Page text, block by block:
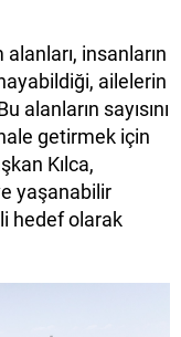
insanların
ailelerin
alanların sayısını
getirmek için
Kılca,
yaşanabilir
hedef olarak